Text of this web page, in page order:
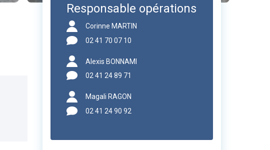
Responsable opérations
Corinne MARTIN
02 41 70 07 10
Alexis BONNAMI
02 41 24 89 71
Magali RAGON
02 41 24 90 92